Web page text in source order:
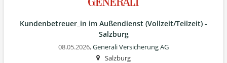
Kundenbetreuer_in im Außendienst (Vollzeit/Teilzeit) -
Salzburg
08.05.2026,Generali Versicherung AG
Salzburg